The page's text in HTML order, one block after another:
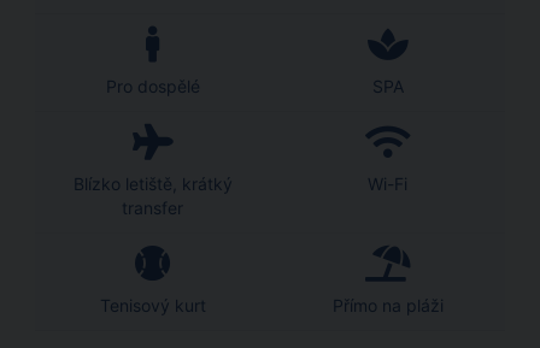
Pro dospělé SPA
Blízko letiště, krátký
transfer
Wi-Fi
Tenisový kurt Přímo na pláži